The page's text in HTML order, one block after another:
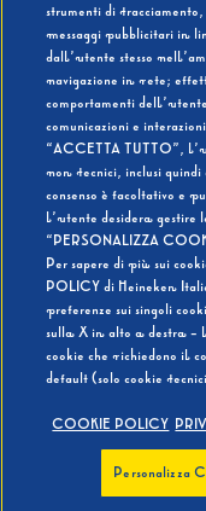
BEVI
strumenti di
messaggi pubblicitari in
dall’utente stesso
navigazione in rete;
comportamenti
comunicazioni e
“ACCETTA TUTTO”,
non tecnici, inclusi
consenso è facoltativo e
l’utente desidera gestire
“PERSONALIZZA
Per sapere di più sui
POLICY di Heineken
preferenze sui singoli
sulla X in alto a destra -
cookie che richiedono il
default (solo cookie
COOKIE POLICY
Personalizza